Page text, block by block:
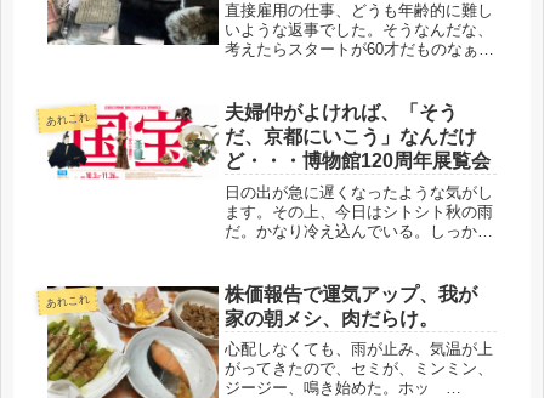
直接雇用の仕事、どうも年齢的に難し
いような返事でした。そうなんだな、
考えたらスタートが60才だものなぁ、
金付きだし・・・・ダメですか？よく
働きますよ、お買い得です・・・。...
あれこれ
夫婦仲がよければ、「そう
だ、京都にいこう」なんだけ
ど・・・博物館120周年展覧会
日の出が急に遅くなったような気がし
ます。その上、今日はシトシト秋の雨
だ。かなり冷え込んでいる。しっかり
いちゃうのだろうな。しかし、いい気
候になった。こういう時期に、旅行に
出...
あれこれ
株価報告で運気アップ、我が
家の朝メシ、肉だらけ。
心配しなくても、雨が止み、気温が上
がってきたので、セミが、ミンミン、
ジージー、鳴き始めた。ホッ